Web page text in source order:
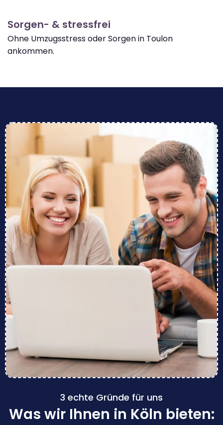
Sorgen- & stressfrei
Ohne Umzugsstress oder Sorgen in Toulon
ankommen.
3 echte Gründe für uns
Was wir Ihnen in Köln bieten: